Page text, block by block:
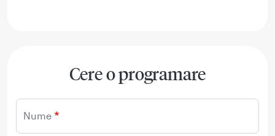
Cere o programare
Nume